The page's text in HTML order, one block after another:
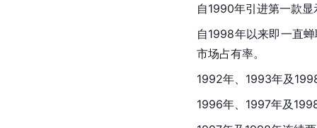
自1990年引进第一款
自1998年以来即一直
市场占有率。
1992年、1993年及
1996年、1997年及